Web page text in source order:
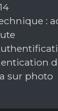
:
sur photo